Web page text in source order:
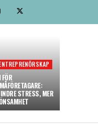
FÖR
STRESS, MER